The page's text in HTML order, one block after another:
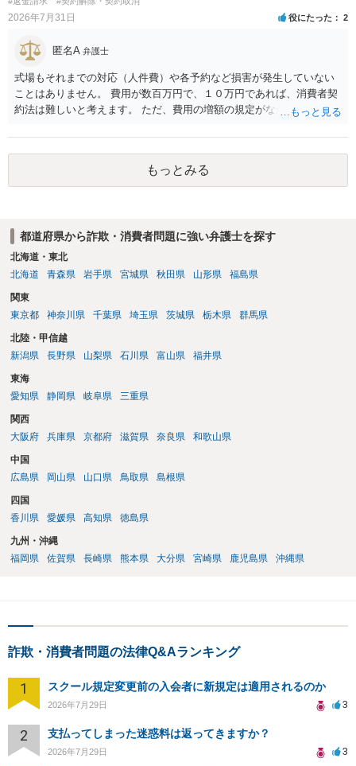
2026年7月31日 役にたった 2
匿名A 弁護士
式場もそれまでの対応（人件費）や各予約など損害が発生していない
ことはありません。 費用が数百万円で、１０万円であれば、消費者契
約法は難しいと考えます。 ただ、費用の増額の規定がなかったのに増
ということになり、解約するのは理由がないことになります。
もっとみる
都道府県から詐欺・消費者問題に強い弁護士を探す
北海道・東北
北海道
青森県 岩手県 宮城県 秋田県 山形県 福島県
関東
東京都
神奈川県 千葉県 埼玉県 茨城県 栃木県 群馬県
北陸・甲信越
新潟県
長野県 山梨県 石川県 富山県 福井県
東海
愛知県
静岡県 岐阜県 三重県
関西
大阪府
兵庫県 京都府 滋賀県 奈良県 和歌山県
中国
広島県
岡山県 山口県 鳥取県 島根県
四国
香川県
愛媛県 高知県 徳島県
九州・沖縄
福岡県
佐賀県 長崎県 熊本県 大分県 宮崎県 鹿児島県 沖縄県
詐欺・消費者問題の法律Q&Aランキング
1 スクール規定変更前の入会者に新規定は適用されるのか
2026年7月29日 3
2 支払ってしまった迷惑料は返ってきますか？
2026年7月29日 3